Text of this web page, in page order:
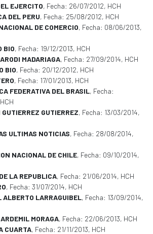
EJERCITO, Fecha: 26/07/2012, HCH
DEL PERU, Fecha: 25/08/2012, HCH
DE COMERCIO, Fecha: 08/06/2013,
BIO, Fecha: 19/12/2013, HCH
MADARIAGA, Fecha: 27/09/2014, HCH
BIO, Fecha: 20/12/2012, HCH
, Fecha: 17/01/2013, HCH
FEDERATIVA DEL BRASIL, Fecha:
GUTIERREZ, Fecha: 13/03/2014,
ULTIMAS NOTICIAS, Fecha: 28/08/2014,
NACIONAL DE CHILE, Fecha: 09/10/2014,
LA REPUBLICA, Fecha: 21/06/2014, HCH
, Fecha: 31/07/2014, HCH
ALBERTO LARRAGUIBEL, Fecha: 13/09/2014,
MORAGA, Fecha: 22/06/2013, HCH
CUARTA, Fecha: 21/11/2013, HCH